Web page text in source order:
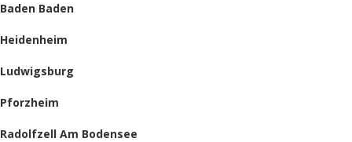
Baden Baden
Heidenheim
Ludwigsburg
Pforzheim
Radolfzell Am Bodensee